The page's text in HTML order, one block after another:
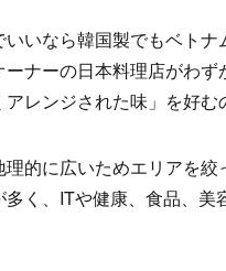
いなら韓国製でもベト
ナーの日本料理店がわ
レンジされた味」を好む
的に広いためエリアを
く、ITや健康、食品、美